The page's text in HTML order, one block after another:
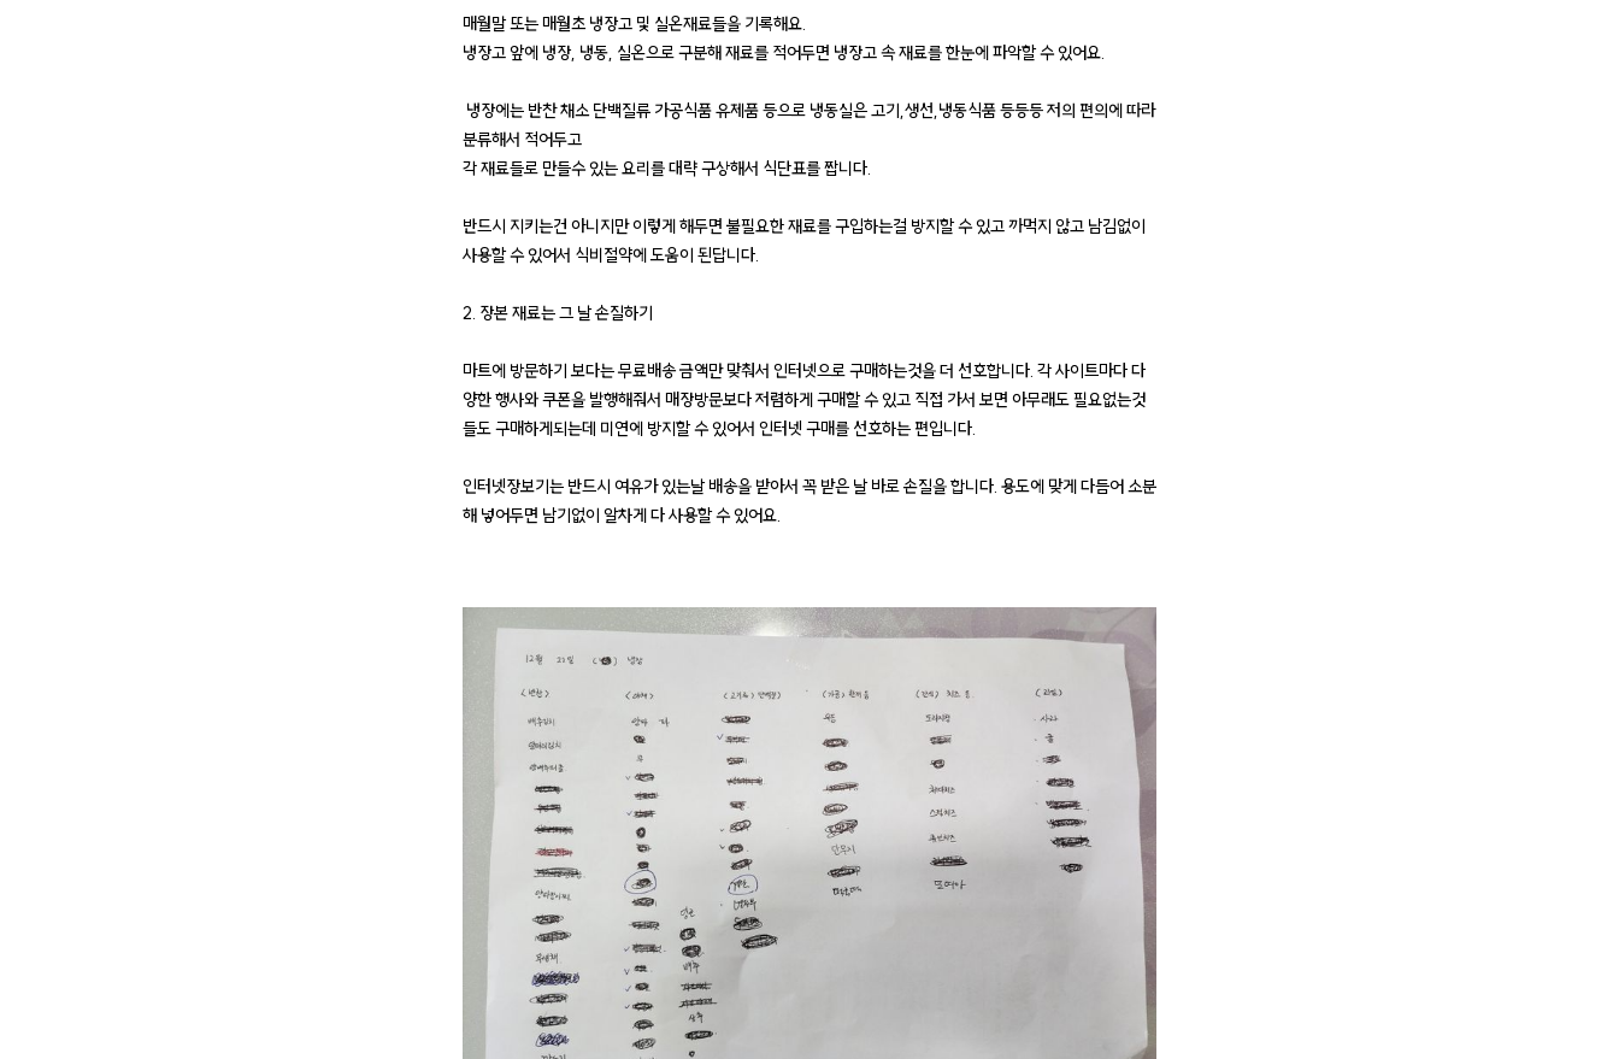
매월말 또는 매월초 냉장고 및 실온재료들을 기록해요.
냉장고 앞에 냉장, 냉동, 실온으로 구분해 재료를 적어두면 냉장고 속 재료를 한눈에 파악할 수 있어요.
냉장에는 반찬 채소 단백질류 가공식품 유제품 등으로 냉동실은 고기,생선,냉동식품 등등등 저의 편의에 따라
분류해서 적어두고
각 재료들로 만들수 있는 요리를 대략 구상해서 식단표를 짭니다.
반드시 지키는건 아니지만 이렇게 해두면 불필요한 재료를 구입하는걸 방지할 수 있고 까먹지 않고 남김없이
사용할 수 있어서 식비절약에 도움이 된답니다.
2. 장본 재료는 그 날 손질하기
마트에 방문하기 보다는 무료배송 금액만 맞춰서 인터넷으로 구매하는것을 더 선호합니다. 각 사이트마다 다
양한 행사와 쿠폰을 발행해줘서 매장방문보다 저렴하게 구매할 수 있고 직접 가서 보면 아무래도 필요없는것
들도 구매하게되는데 미연에 방지할 수 있어서 인터넷 구매를 선호하는 편입니다.
인터넷장보기는 반드시 여유가 있는날 배송을 받아서 꼭 받은 날 바로 손질을 합니다. 용도에 맞게 다듬어 소분
해 넣어두면 남기없이 알차게 다 사용할 수 있어요.